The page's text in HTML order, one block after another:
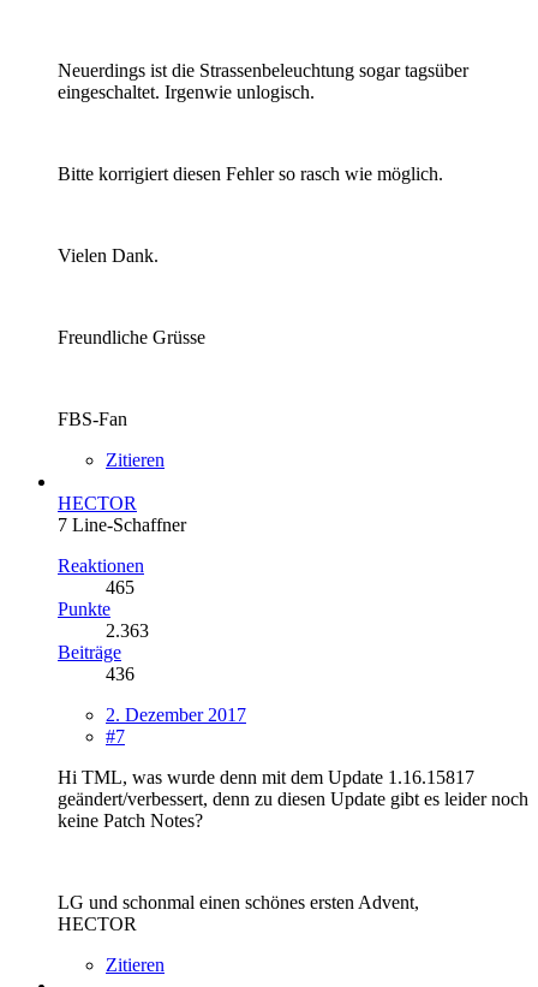
Neuerdings ist die Strassenbeleuchtung sogar tagsüber
eingeschaltet. Irgenwie unlogisch.
Bitte korrigiert diesen Fehler so rasch wie möglich.
Vielen Dank.
Freundliche Grüsse
FBS-Fan
Zitieren
HECTOR
7 Line-Schaffner
Reaktionen
465
Punkte
2.363
Beiträge
436
2. Dezember 2017
#7
Hi TML, was wurde denn mit dem Update 1.16.15817
geändert/verbessert, denn zu diesen Update gibt es leider noch
keine Patch Notes?
LG und schonmal einen schönes ersten Advent,
HECTOR
Zitieren